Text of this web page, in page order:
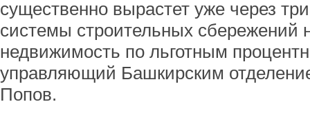
существенно вырастет уже через три
системы строительных сбережений
недвижимость по льготным
управляющий Башкирским
Попов.